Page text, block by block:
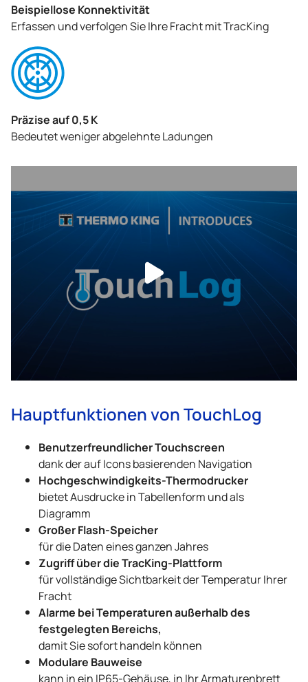
Beispiellose Konnektivität
Erfassen und verfolgen Sie Ihre Fracht mit TracKing
Präzise auf 0,5 K
Bedeutet weniger abgelehnte Ladungen
Hauptfunktionen von TouchLog
Benutzerfreundlicher Touchscreen
dank der auf Icons basierenden Navigation
Hochgeschwindigkeits-Thermodrucker
bietet Ausdrucke in Tabellenform und als
Diagramm
Großer Flash-Speicher
für die Daten eines ganzen Jahres
Zugriff über die TracKing-Plattform
für vollständige Sichtbarkeit der Temperatur Ihrer
Fracht
Alarme bei Temperaturen außerhalb des
festgelegten Bereichs,
damit Sie sofort handeln können
Modulare Bauweise
kann in ein IP65-Gehäuse, in Ihr Armaturenbrett